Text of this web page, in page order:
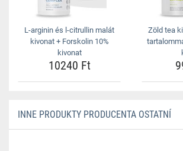
L-arginin és l-citrullin malát
kivonat + Forskolin 10%
kivonat
10240 Ft
Zöld tea
INNE PRODUKTY PRODUCENTA OSTATNÍ